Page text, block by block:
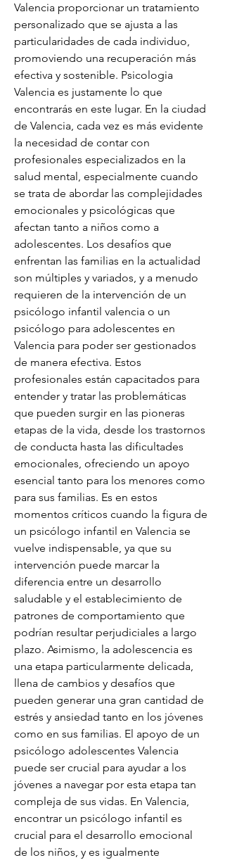
Valencia proporcionar un tratamiento
personalizado que se ajusta a las
particularidades de cada individuo,
promoviendo una recuperación más
efectiva y sostenible. Psicologia
Valencia es justamente lo que
encontrarás en este lugar. En la ciudad
de Valencia, cada vez es más evidente
la necesidad de contar con
profesionales especializados en la
salud mental, especialmente cuando
se trata de abordar las complejidades
emocionales y psicológicas que
afectan tanto a niños como a
adolescentes. Los desafíos que
enfrentan las familias en la actualidad
son múltiples y variados, y a menudo
requieren de la intervención de un
psicólogo infantil valencia o un
psicólogo para adolescentes en
Valencia para poder ser gestionados
de manera efectiva. Estos
profesionales están capacitados para
entender y tratar las problemáticas
que pueden surgir en las pioneras
etapas de la vida, desde los trastornos
de conducta hasta las dificultades
emocionales, ofreciendo un apoyo
esencial tanto para los menores como
para sus familias. Es en estos
momentos críticos cuando la figura de
un psicólogo infantil en Valencia se
vuelve indispensable, ya que su
intervención puede marcar la
diferencia entre un desarrollo
saludable y el establecimiento de
patrones de comportamiento que
podrían resultar perjudiciales a largo
plazo. Asimismo, la adolescencia es
una etapa particularmente delicada,
llena de cambios y desafíos que
pueden generar una gran cantidad de
estrés y ansiedad tanto en los jóvenes
como en sus familias. El apoyo de un
psicólogo adolescentes Valencia
puede ser crucial para ayudar a los
jóvenes a navegar por esta etapa tan
compleja de sus vidas. En Valencia,
encontrar un psicólogo infantil es
crucial para el desarrollo emocional
de los niños, y es igualmente